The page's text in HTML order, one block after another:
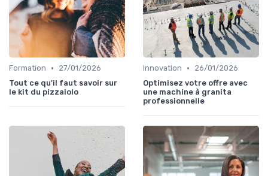
Formation •
27/01/2026
Tout ce qu'il faut savoir sur
le kit du pizzaiolo
Innovation •
26/01/2026
Optimisez votre offre avec
une machine à granita
professionnelle